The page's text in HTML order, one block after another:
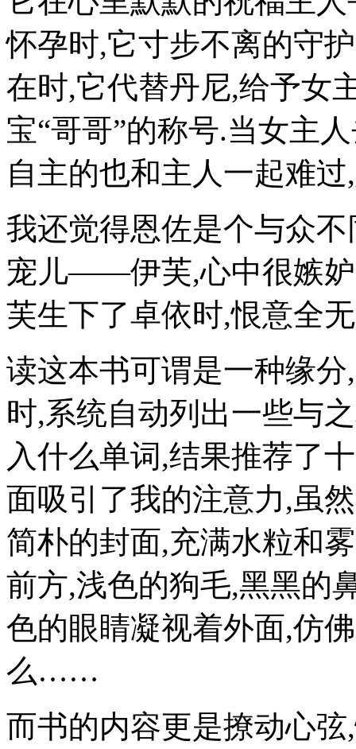
怀孕时,它寸步不离的守
在时,它代替丹尼,给予女
宝“哥哥”的称号.当女主
自主的也和主人一起难
我还觉得恩佐是个与众
宠儿——伊芙,心中很嫉妒
芙生下了卓依时,恨意全
读这本书可谓是一种缘
时,系统自动列出一些与
入什么单词,结果推荐了
面吸引了我的注意力,虽
简朴的封面,充满水粒和
前方,浅色的狗毛,黑黑的
色的眼睛凝视着外面,仿
么……
而书的内容更是撩动心